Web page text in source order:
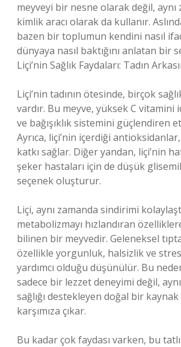
meyveyi bir nesne olarak değil, aynı
kimlik aracı olarak da kullanır.
bazen bir toplumun kendini nasıl
dünyaya nasıl baktığını anlatan bir
Liçi’nin Sağlık Faydaları: Tadın
Liçi’nin tadının ötesinde, birçok
vardır. Bu meyve, yüksek C vitamini
ve bağışıklık sistemini güçlendiren
Ayrıca, liçi’nin içerdiği antioksidanlar,
katkı sağlar. Diğer yandan, liçi’nin
şeker hastaları için de düşük
seçenek oluşturur.
Liçi, aynı zamanda sindirimi
metabolizmayı hızlandıran
bilinen bir meyvedir. Geleneksel
özellikle yorgunluk, halsizlik ve
yardımcı olduğu düşünülür. Bu
sadece bir lezzet deneyimi değil,
sağlığı destekleyen doğal bir
karşımıza çıkar.
Bu kadar çok faydası varken, bu